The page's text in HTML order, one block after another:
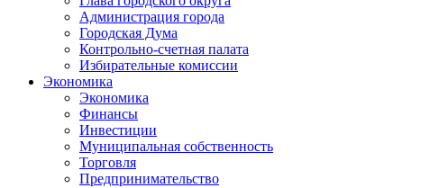
Администрация города
Городская Дума
Контрольно-счетная палата
Избирательные комиссии
Экономика
Экономика
Финансы
Инвестиции
Муниципальная собственность
Торговля
Предпринимательство